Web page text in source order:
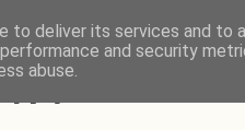
to deliver its services and to
and security
abuse.